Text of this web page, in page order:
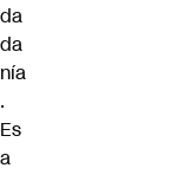
da
da
nía
.
Es
a